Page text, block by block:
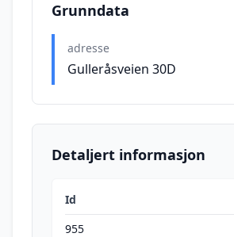
Grunndata
adresse
Gulleråsveien 30D
Detaljert informasjon
Id
955